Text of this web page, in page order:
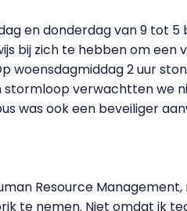
en donderdag van 9 tot
bij zich te hebben om een
woensdagmiddag 2 uur
verwachtten we
was ook een beveiliger
Resource
te nemen. Niet omdat ik